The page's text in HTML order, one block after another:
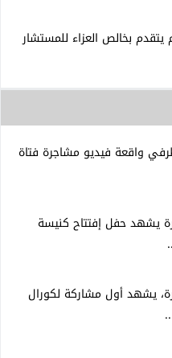
بخالص العزاء للمستشار
واقعة فيديو مشاجرة فتاة
يشهد حفل إفتتاح كنيسة
يشهد أول مشاركة لكورال